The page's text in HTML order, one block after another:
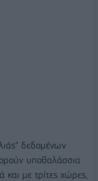
δεδομένων
υποθαλάσσια
και με τρίτες χώρες,